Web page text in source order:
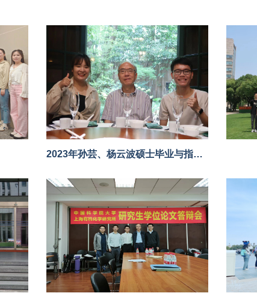
2023年孙芸、杨云波硕士毕业与指导老师侯雪龙研究员合影